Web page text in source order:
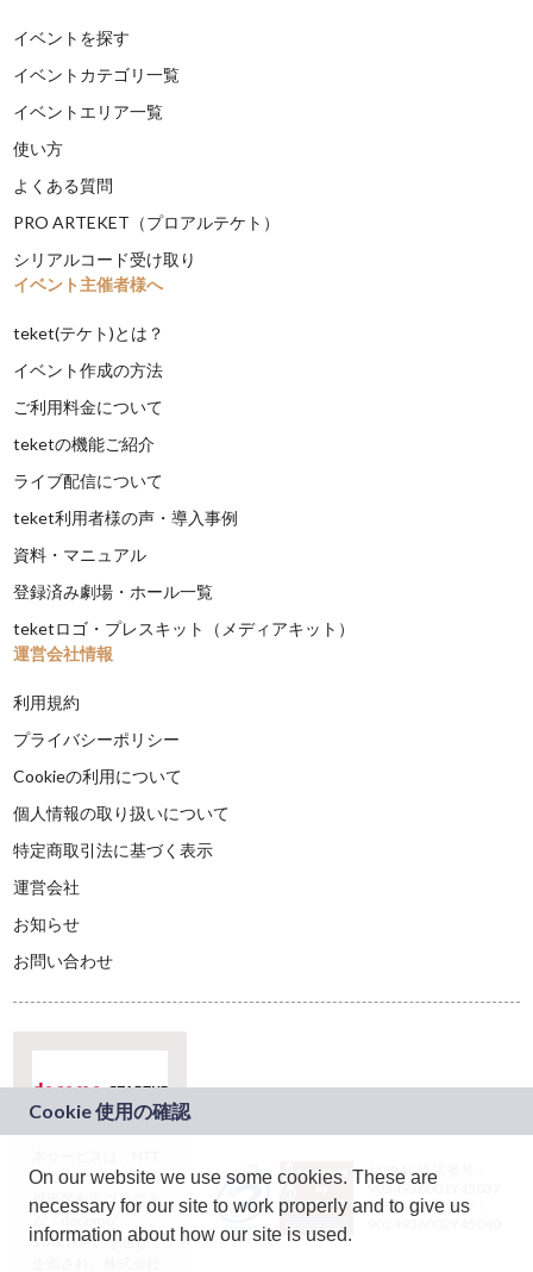
On our website we use some cookies. These are
necessary for our site to work properly and to give us
information about how our site is used.
イベントを探す
イベントカテゴリ一覧
イベントエリア一覧
使い方
よくある質問
PRO ARTEKET（プロアルテケト）
シリアルコード受け取り
イベント主催者様へ
teket(テケト)とは？
イベント作成の方法
ご利用料金について
teketの機能ご紹介
ライブ配信について
teket利用者様の声・導入事例
資料・マニュアル
登録済み劇場・ホール一覧
teketロゴ・プレスキット（メディアキット）
運営会社情報
利用規約
プライバシーポリシー
Cookieの利用について
個人情報の取り扱いについて
特定商取引法に基づく表示
運営会社
お知らせ
お問い合わせ
ドコモグループの新
規事業創出プログラ
ム「docomo
STARTUP」を通じて
JASRAC許諾番号：
9024936001Y45037
JASRAC許諾番号：